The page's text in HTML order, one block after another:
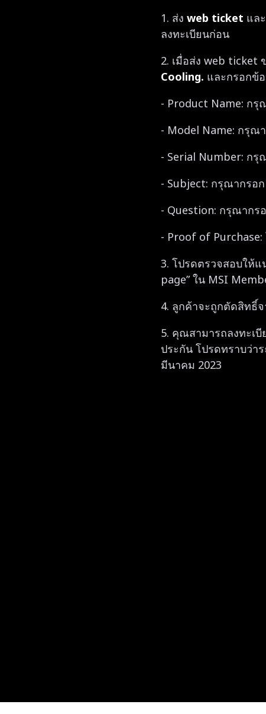
1. ส่ง web ticket และ
ลงทะเบียนก่อน
2. เมื่อส่ง web ticket
Cooling. และกรอกข้
- Product Name: ก
- Model Name: กรุณ
- Serial Number: กรุ
- Subject: กรุณากรอก
- Question: กรุณากร
- Proof of
3. โปรดตรวจสอบให้
page” ใน MSI
4. ลูกค้าจะถูกตัดสิทธิ์
5. คุณสามารถลงทะเ
ประกัน โปรดทราบว่า
มีนาคม 2023